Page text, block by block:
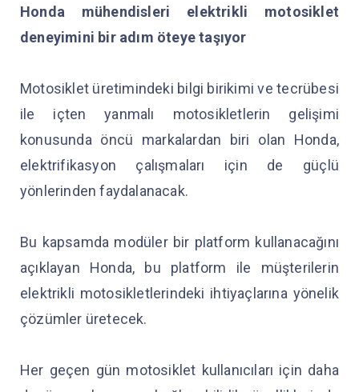
Honda mühendisleri elektrikli motosiklet
deneyimini bir adım öteye taşıyor
Motosiklet üretimindeki bilgi birikimi ve tecrübesi
ile içten yanmalı motosikletlerin gelişimi
konusunda öncü markalardan biri olan Honda,
elektrifikasyon çalışmaları için de güçlü
yönlerinden faydalanacak.
Bu kapsamda modüler bir platform kullanacağını
açıklayan Honda, bu platform ile müşterilerin
elektrikli motosikletlerindeki ihtiyaçlarına yönelik
çözümler üretecek.
Her geçen gün motosiklet kullanıcıları için daha